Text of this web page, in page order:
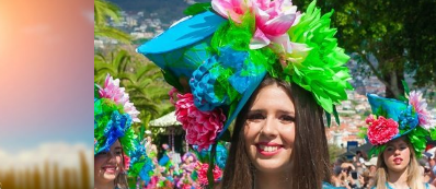
—Что вы исповедуете? — Шоколад!